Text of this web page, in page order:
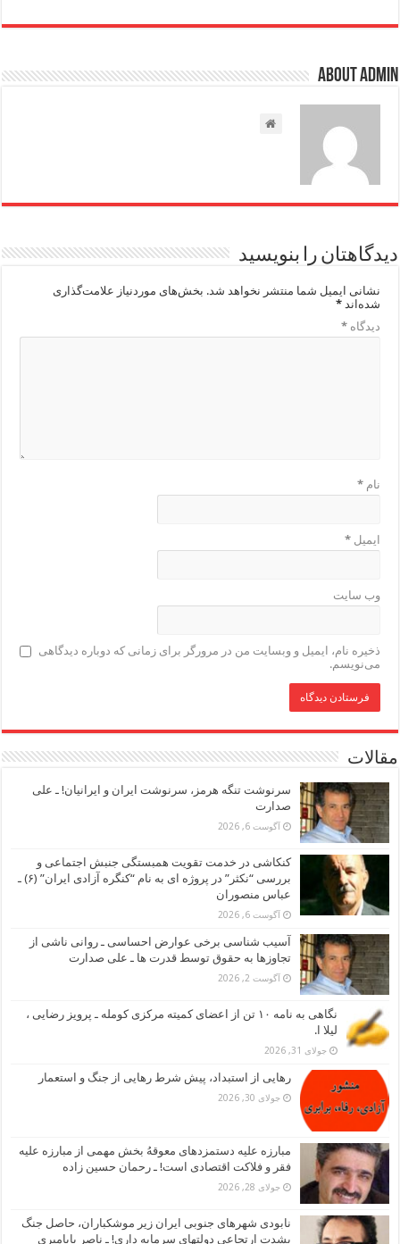
About admin
دیدگاهتان را بنویسید
نشانی ایمیل شما منتشر نخواهد شد. بخش‌های موردنیاز علامت‌گذاری
شده‌اند*
دیدگاه*
نام*
ایمیل*
وب‌ سایت
ذخیره نام، ایمیل و وبسایت من در مرورگر برای زمانی که دوباره دیدگاهی
می‌نویسم.
مقالات
سرنوشت تنگه هرمز، سرنوشت ایران و ایرانیان! ـ علی
صدارت
آگوست 6, 2026
کنکاشی در خدمت تقویت همبستگی جنبش اجتماعی و
بررسی “نکثر” در پروژه ای به نام “کنگره آزادی ایران” (۶) ـ
عباس منصوران
آگوست 6, 2026
آسیب شناسی برخی عوارض احساسی ـ روانی ناشی از
تجاوزها به حقوق توسط قدرت ها ـ علی صدارت
آگوست 2, 2026
نگاهی به نامه ۱۰ تن از اعضای کمیته مرکزی کومله ـ پرویز رضایی ،
لیلا ا.
جولای 31, 2026
رهایی از استبداد، پیش شرط رهایی از جنگ و استعمار
جولای 30, 2026
مبارزه علیه دستمزدهای معوقهُ بخش مهمی از مبارزه علیه
فقر و فلاکت اقتصادی است! ـ رحمان حسین زاده
جولای 28, 2026
نابودی شهرهای جنوبی ایران زیر موشکباران، حاصل جنگ
بشدت ارتجاعی دولتهای سرمایه داری! ـ ناصر بابامیری